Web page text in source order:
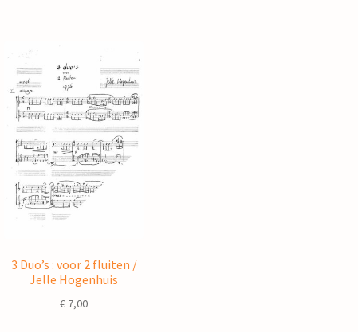
3 Duo’s : voor 2 fluiten /
Jelle Hogenhuis
€ 7,00